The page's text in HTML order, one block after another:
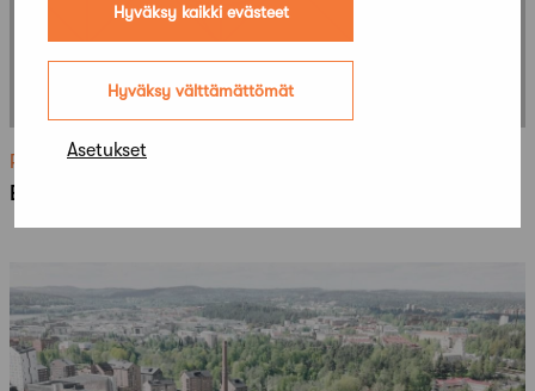
Hyväksy kaikki evästeet
Hyväksy välttämättömät
Asetukset
Ratkenneet
EUROPAN 14